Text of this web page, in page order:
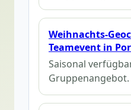
Weihnachts-
Teamevent in
Saisonal
Gruppenangebot.